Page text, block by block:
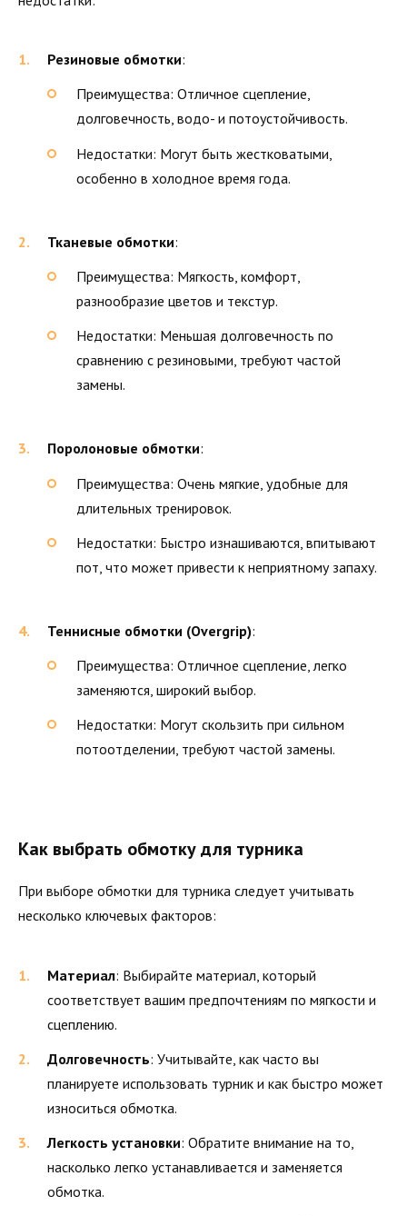
Резиновые обмотки:
Преимущества: Отличное сцепление,
долговечность, водо- и потоустойчивость.
Недостатки: Могут быть жестковатыми,
особенно в холодное время года.
Тканевые обмотки:
Преимущества: Мягкость, комфорт,
разнообразие цветов и текстур.
Недостатки: Меньшая долговечность по
сравнению с резиновыми, требуют частой
замены.
Поролоновые обмотки:
Преимущества: Очень мягкие, удобные для
длительных тренировок.
Недостатки: Быстро изнашиваются, впитывают
пот, что может привести к неприятному запаху.
Теннисные обмотки (Overgrip):
Преимущества: Отличное сцепление, легко
заменяются, широкий выбор.
Недостатки: Могут скользить при сильном
потоотделении, требуют частой замены.
Как выбрать обмотку для турника
При выборе обмотки для турника следует учитывать
несколько ключевых факторов:
Материал: Выбирайте материал, который
соответствует вашим предпочтениям по мягкости и
сцеплению.
Долговечность: Учитывайте, как часто вы
планируете использовать турник и как быстро может
износиться обмотка.
Легкость установки: Обратите внимание на то,
насколько легко устанавливается и заменяется
обмотка.